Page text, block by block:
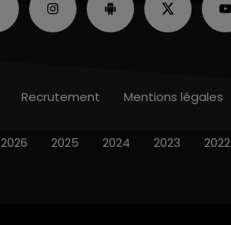
Recrutement Mentions légales
2026 2025 2024 2023 2022